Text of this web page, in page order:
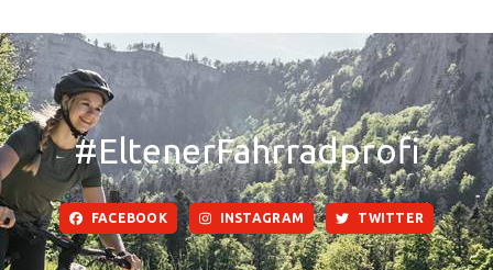
#EltenerFahrradprofi
FACEBOOK INSTAGRAM TWITTER